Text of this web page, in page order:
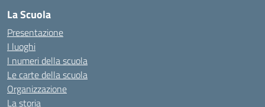
La Scuola
Presentazione
I luoghi
I numeri della scuola
Le carte della scuola
Organizzazione
La storia